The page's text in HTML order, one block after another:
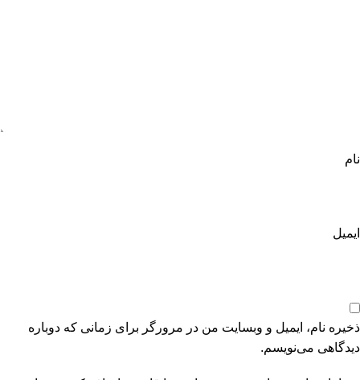
نام
ایمیل
ذخیره نام، ایمیل و وبسایت من در مرورگر برای زمانی که دوباره
دیدگاهی می‌نویسم.